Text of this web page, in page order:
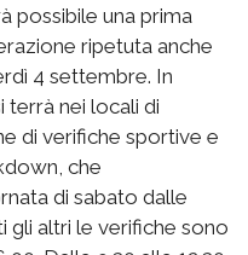
possibile una prima
ripetuta anche
4 settembre. In
terrà nei locali di
di verifiche sportive e
che
di sabato dalle
gli altri le verifiche sono